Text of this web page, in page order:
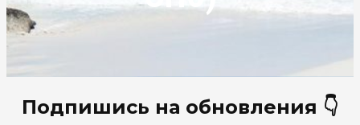
Подпишись на обновления 👇